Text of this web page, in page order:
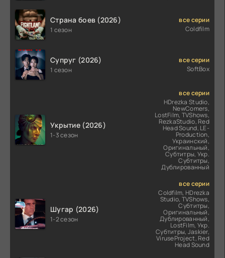
Страна боев (2026)
1 сезон
все серии
Coldfilm
Супруг (2026)
1 сезон
все серии
SoftBox
Укрытие (2026)
1-3 сезон
все серии
HDrezka Studio,
NewComers,
LostFilm, TVShows,
RezkaStudio, Red
Head Sound, LE-
Production,
Украинский,
Оригинальный,
Субтитры, Укр.
Субтитры,
Дублированный
Шугар (2026)
1-2 сезон
все серии
Coldfilm, HDrezka
Studio, TVShows,
Субтитры,
Оригинальный,
Дублированный,
LostFilm, Укр.
Субтитры, Jaskier,
ViruseProject, Red
Head Sound